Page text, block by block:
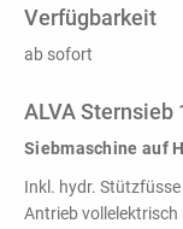
Entladesysteme
Andocken - Befüllen -
Verfügbarkeit
ab sofort
ALVA Sternsieb
Siebmaschine auf
Inkl. hydr. Stützfüsse
Antrieb vollelektrisch